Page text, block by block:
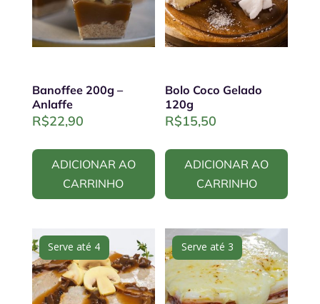
Banoffee 200g –
Anlaffe
R$22,90
ADICIONAR AO
CARRINHO
Bolo Coco Gelado
120g
R$15,50
ADICIONAR AO
CARRINHO
Serve até 4 Serve até 3